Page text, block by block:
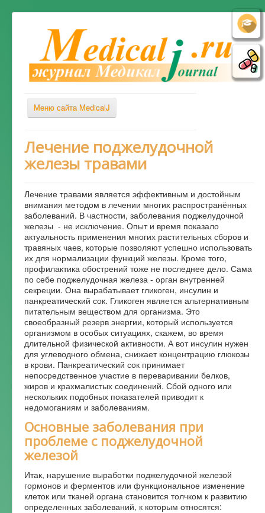
Меню сайта MedicalJ
Весь Медикал
Симптомы
Диагностика
Лечение
Советы врача
Альтернативная медицина
Форум
Лечение поджелудочной
железы травами
Лечение травами является эффективным и достойным
внимания методом в лечении многих распространённых
заболеваний. В частности, заболевания поджелудочной
железы - не исключение. Опыт и время показало
актуальность применения многих растительных сборов и
травяных чаев, которые позволяют успешно использовать
их для нормализации функций железы. Кроме того,
профилактика обострений тоже не последнее дело. Сама
по себе поджелудочная железа - орган внутренней
секреции. Она вырабатывает гликоген, инсулин и
панкреатический сок. Гликоген является альтернативным
питательным веществом для организма. Это
своеобразный резерв энергии, который используется
организмом в особых ситуациях, скажем, во время
длительной физической активности. А вот инсулин нужен
для углеводного обмена, снижает концентрацию глюкозы
в крови. Панкреатический сок принимает
непосредственное участие в переваривании белков,
жиров и крахмалистых соединений. Сбой одного или
нескольких подобных показателей приводит к
недомоганиям и заболеваниям.
Основные заболевания при
проблеме с поджелудочной
железой
Итак, нарушение выработки поджелудочной железой
гормонов и ферментов или функциональное изменение
клеток или тканей органа становится толчком к развитию
определенных заболеваний, к которым относятся: